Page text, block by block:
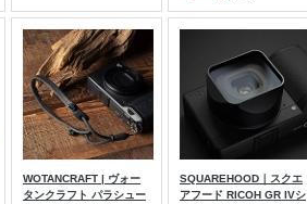
WOTANCRAFT | ヴォー
タンクラフト パラシュー
SQUAREHOOD｜スクエ
アフード RICOH GR IVシ